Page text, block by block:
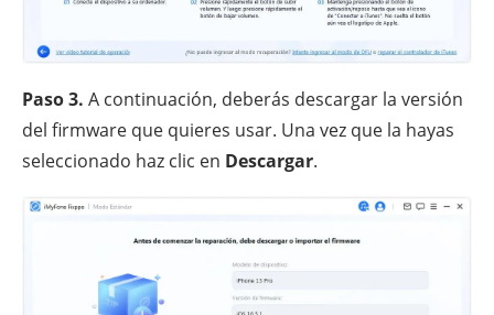
Paso 3. A continuación, deberás descargar la versión
del firmware que quieres usar. Una vez que la hayas
seleccionado haz clic en Descargar.